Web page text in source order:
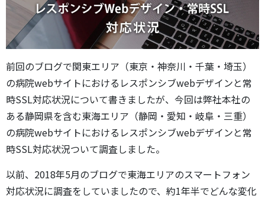
前回のブログで関東エリア（東京・神奈川・千葉・埼玉）
の病院webサイトにおけるレスポンシブwebデザインと常
時SSL対応状況について書きましたが、今回は弊社本社の
ある静岡県を含む東海エリア（静岡・愛知・岐阜・三重）
の病院webサイトにおけるレスポンシブwebデザインと常
時SSL対応状況ついて調査しました。
以前、2018年5月のブログで東海エリアのスマートフォン
対応状況に調査をしていましたので、約1年半でどんな変化